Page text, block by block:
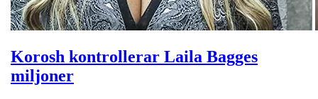
Korosh kontrollerar Laila Bagges
miljoner